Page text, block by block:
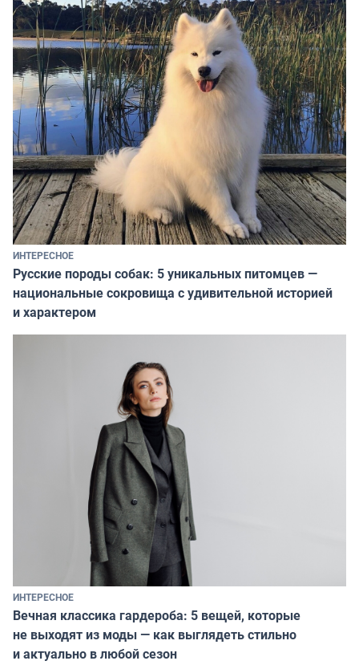
ИНТЕРЕСНОЕ
Русские породы собак: 5 уникальных питомцев —
национальные сокровища с удивительной историей
и характером
ИНТЕРЕСНОЕ
Вечная классика гардероба: 5 вещей, которые
не выходят из моды — как выглядеть стильно
и актуально в любой сезон